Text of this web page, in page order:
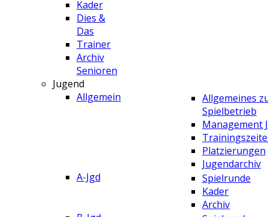
Kader
Dies &
Das
Trainer
Archiv
Senioren
Jugend
Allgemein
Allgemeines
Spielbetrieb
Management
Platzierungen
Jugendarchiv
A-Jgd
Spielrunde
Kader
Archiv